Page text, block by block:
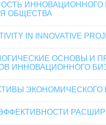
ОБЩЕСТВА
IN INNOVATIVE
ОСНОВЫ И
ИННОВАЦИОННОГО
ЭКОНОМИЧЕСКОГО